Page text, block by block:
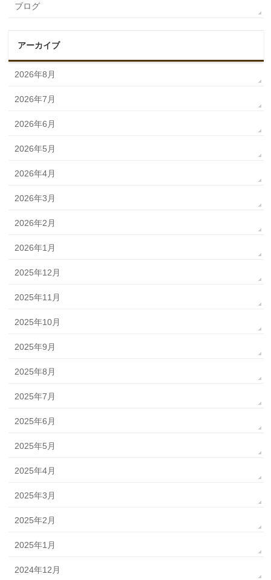
ブログ
アーカイブ
2026年8月
2026年7月
2026年6月
2026年5月
2026年4月
2026年3月
2026年2月
2026年1月
2025年12月
2025年11月
2025年10月
2025年9月
2025年8月
2025年7月
2025年6月
2025年5月
2025年4月
2025年3月
2025年2月
2025年1月
2024年12月